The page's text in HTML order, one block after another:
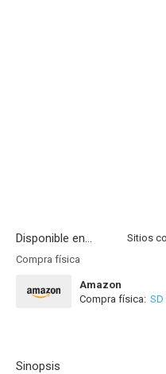
Disponible en...
Compra física
Amazon
Compra física: SD
Sinopsis